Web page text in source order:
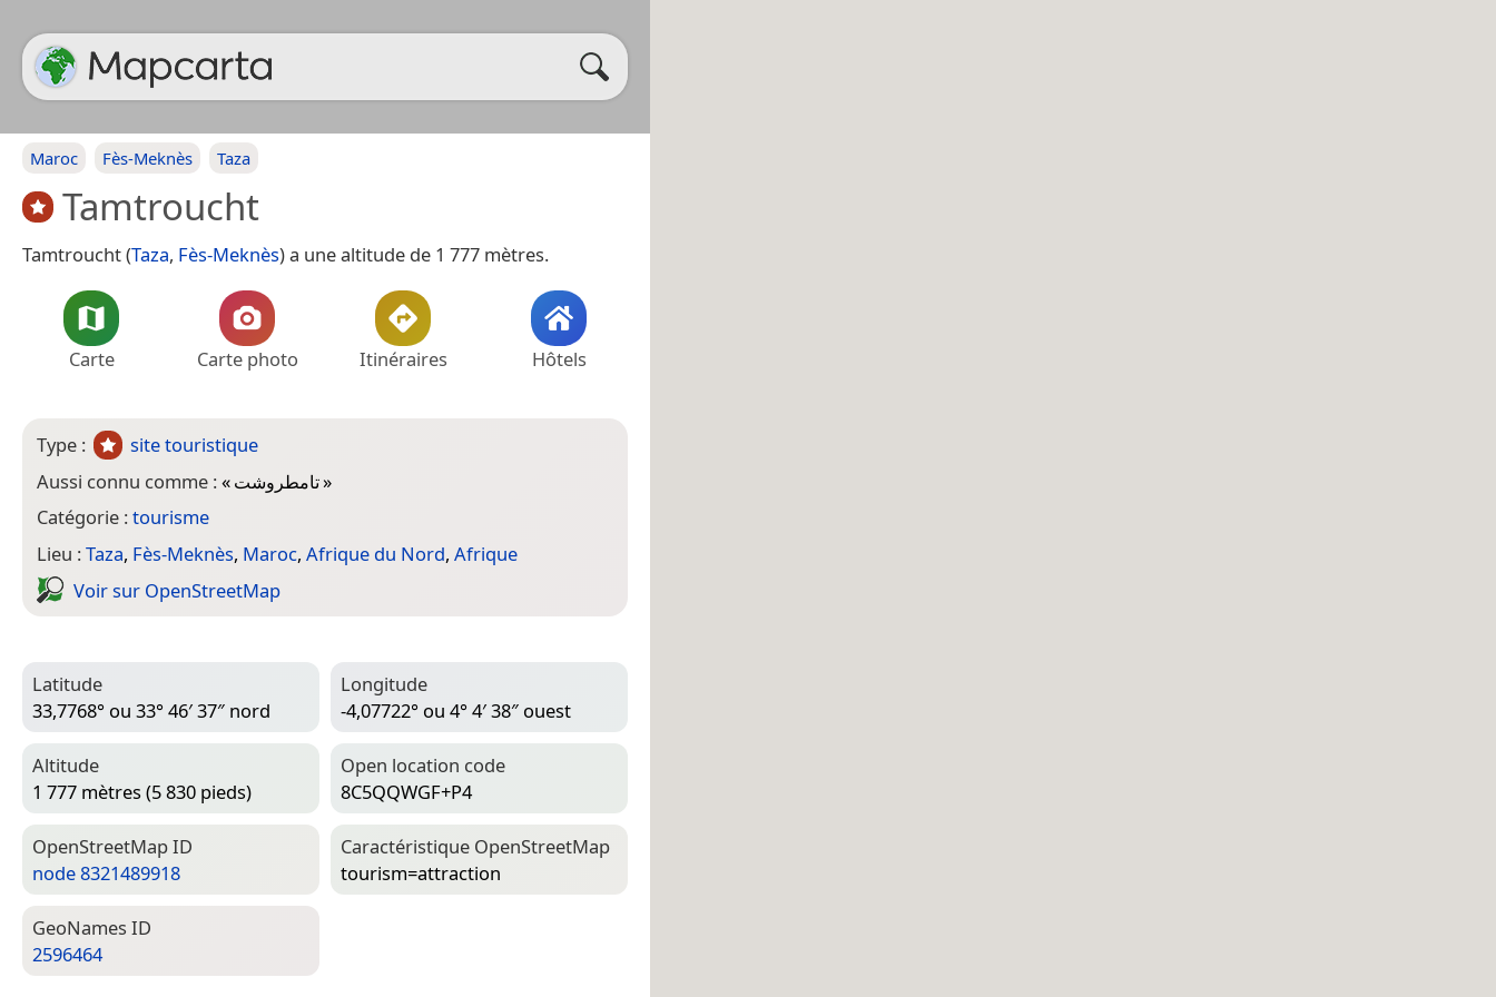
Maroc Fès-Meknès Taza
Tamtroucht
Tamtroucht (Taza, Fès-Meknès) a une altitude de 1 777 mètres.
Carte Carte photo Itinéraires Hôtels
Type :
site touristique
Aussi connu comme :«تامطروشت»
Catégorie :tourisme
Lieu :Taza, Fès-Meknès, Maroc, Afrique du Nord, Afrique
Voir sur Open­Street­Map
Latitude
33,7768° ou 33° 46′ 37″ nord
Longitude
-4,07722° ou 4° 4′ 38″ ouest
Altitude
1 777 mètres (5 830 pieds)
Open location code
8C5QQWGF+P4
Open­Street­Map ID
node 8321489918
Caractéristique Open­Street­Map
tourism=­attraction
Geo­Names ID
2596464